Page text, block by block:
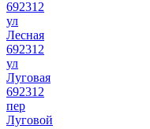
692312
ул
Лесная
692312
ул
Луговая
692312
пер
Луговой